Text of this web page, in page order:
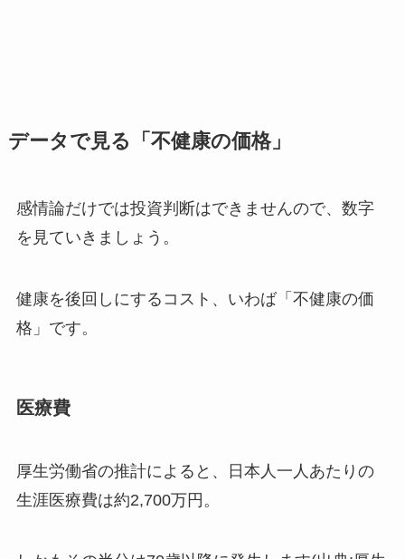
データで見る「不健康の価格」
感情論だけでは投資判断はできませんので、数字
を見ていきましょう。
健康を後回しにするコスト、いわば「不健康の価
格」です。
医療費
厚生労働省の推計によると、日本人一人あたりの
生涯医療費は約2,700万円。